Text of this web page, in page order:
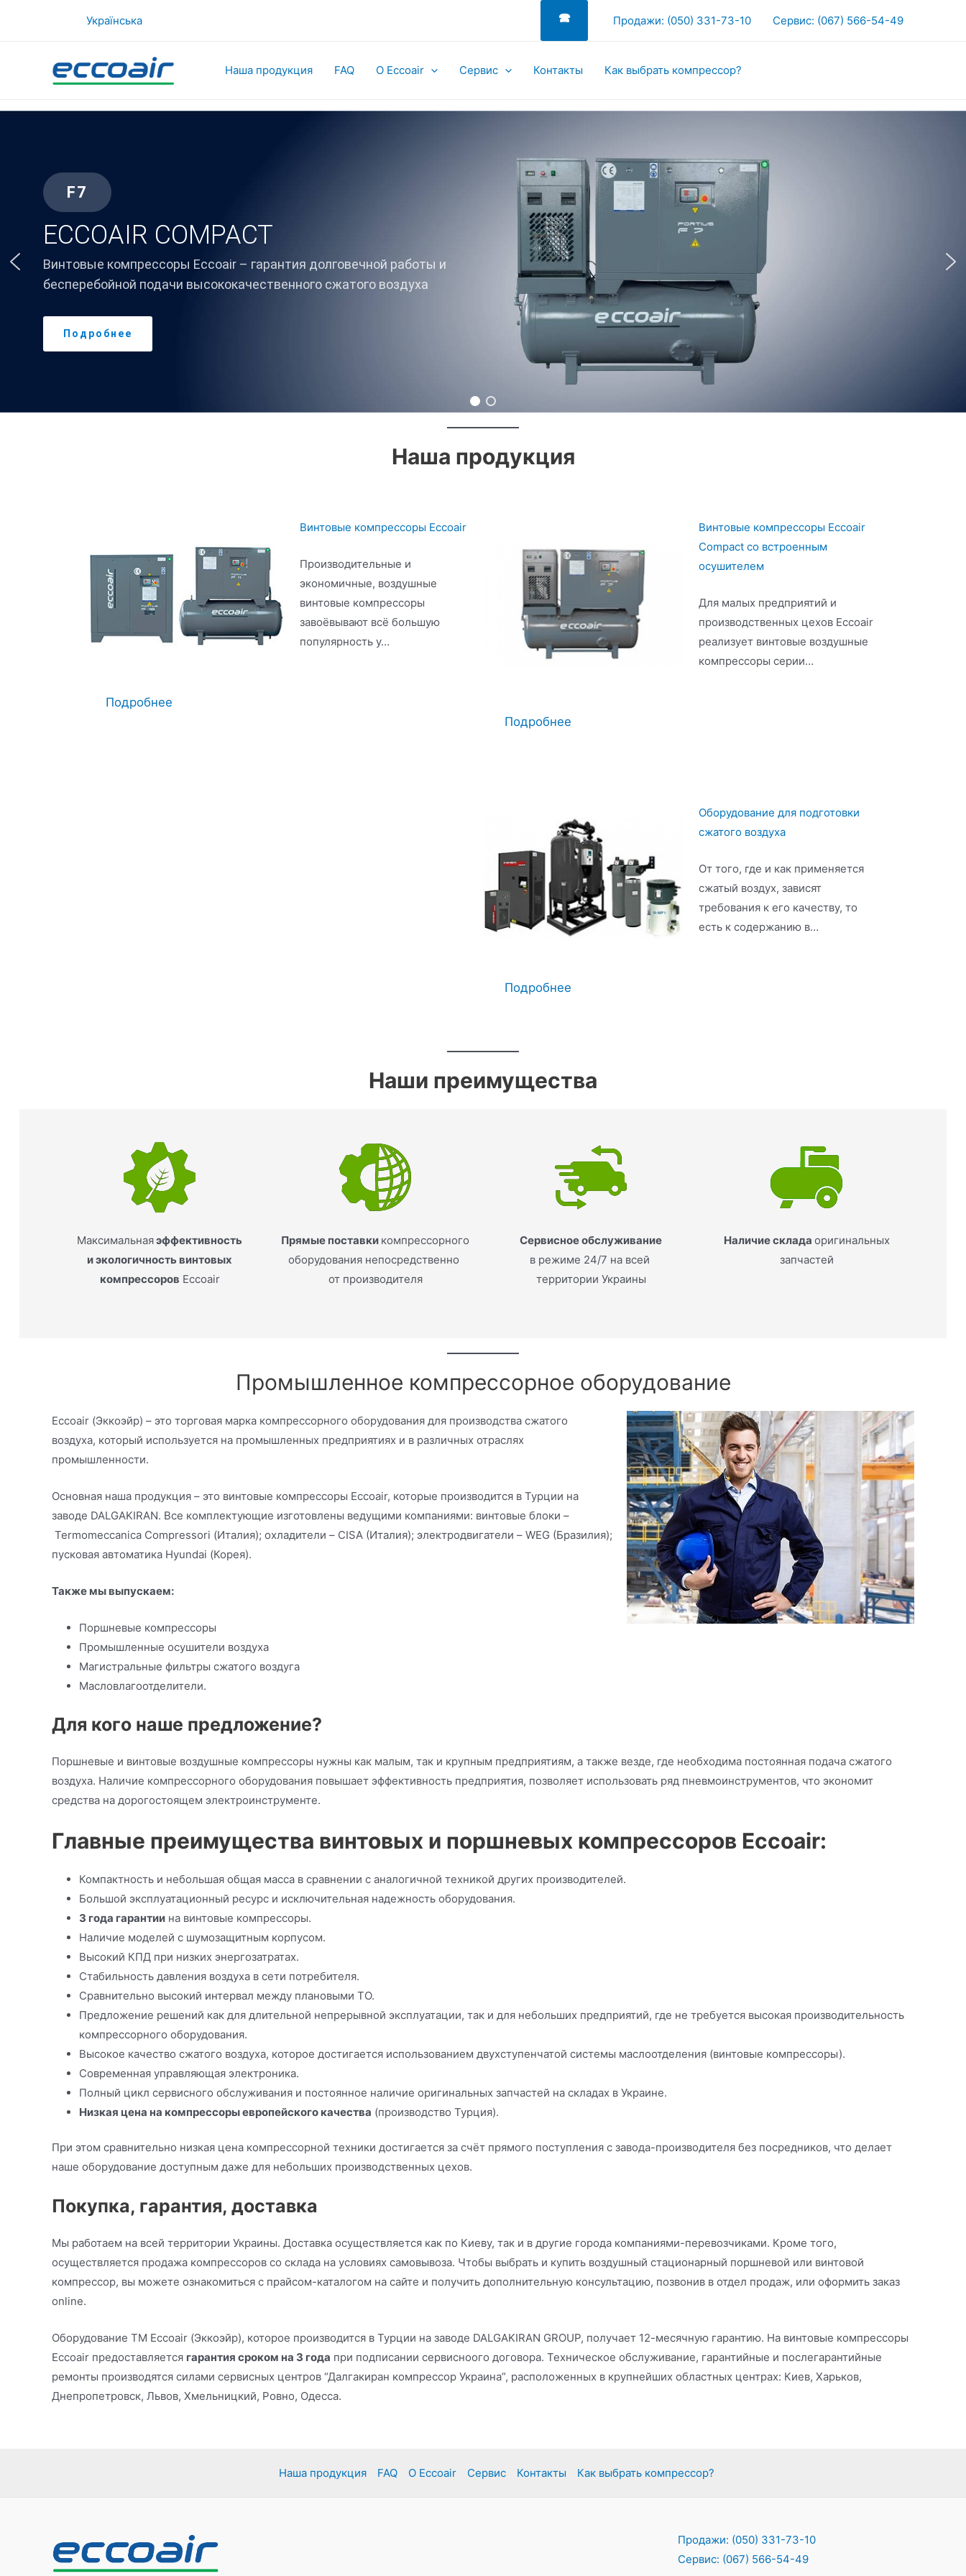
Українська 🕿 Продажи: (050) 331-73-10 Сервис: (067) 566-54-49
Наша продукция FAQ О Eccoair Сервис Контакты Как выбрать компрессор?
F7
ECCOAIR COMPACT
Винтовые компрессоры Eccoair – гарантия долговечной работы и
бесперебойной подачи высококачественного сжатого воздуха
Подробнее
Наша продукция
Винтовые компрессоры Eccoair
Производительные и
экономичные, воздушные
винтовые компрессоры
завоёвывают всё большую
популярность у…
Подробнее
Винтовые компрессоры Eccoair
Compact со встроенным
осушителем
Для малых предприятий и
производственных цехов Eccoair
реализует винтовые воздушные
компрессоры серии…
Подробнее
Оборудование для подготовки
сжатого воздуха
От того, где и как применяется
сжатый воздух, зависят
требования к его качеству, то
есть к содержанию в…
Подробнее
Наши преимущества
Максимальнаяэффективность
и экологичность винтовых
компрессоров Eccoair
Прямые поставки компрессорного
оборудования непосредственно
от производителя
Сервисное обслуживание
в режиме 24/7 на всей
территории Украины
Наличие склада оригинальных
запчастей
Промышленное компрессорное оборудование
Eccoair (Эккоэйр) – это торговая марка компрессорного оборудования для производства сжатого
воздуха, который используется на промышленных предприятиях и в различных отраслях
промышленности.
Основная наша продукция – это винтовые компрессоры Eccoair, которые производится в Турции на
заводе DALGAKIRAN. Все комплектующие изготовлены ведущими компаниями: винтовые блоки –
Termomeccanica Compressori (Италия); охладители – CISA (Италия); электродвигатели – WEG (Бразилия);
пусковая автоматика Hyundai (Корея).
Также мы выпускаем:
Поршневые компрессоры
Промышленные осушители воздуха
Магистральные фильтры сжатого воздуга
Масловлагоотделители.
Для кого наше предложение?
Поршневые и винтовые воздушные компрессоры нужны как малым, так и крупным предприятиям, а также везде, где необходима постоянная подача сжатого
воздуха. Наличие компрессорного оборудования повышает эффективность предприятия, позволяет использовать ряд пневмоинструментов, что экономит
средства на дорогостоящем электроинструменте.
Главные преимущества винтовых и поршневых компрессоров Eccoair:
Компактность и небольшая общая масса в сравнении с аналогичной техникой других производителей.
Большой эксплуатационный ресурс и исключительная надежность оборудования.
3 года гарантиина винтовые компрессоры.
Наличие моделей с шумозащитным корпусом.
Высокий КПД при низких энергозатратах.
Стабильность давления воздуха в сети потребителя.
Сравнительно высокий интервал между плановыми ТО.
Предложение решений как для длительной непрерывной эксплуатации, так и для небольших предприятий, где не требуется высокая производительность
компрессорного оборудования.
Высокое качество сжатого воздуха, которое достигается использованием двухступенчатой системы маслоотделения (винтовые компрессоры).
Современная управляющая электроника.
Полный цикл сервисного обслуживания и постоянное наличие оригинальных запчастей на складах в Украине.
Низкая цена на компрессоры европейского качества (производство Турция).
При этом сравнительно низкая цена компрессорной техники достигается за счёт прямого поступления с завода-производителя без посредников, что делает
наше оборудование доступным даже для небольших производственных цехов.
Покупка, гарантия, доставка
Мы работаем на всей территории Украины. Доставка осуществляется как по Киеву, так и в другие города компаниями-перевозчиками. Кроме того,
осуществляется продажа компрессоров со склада на условиях самовывоза. Чтобы выбрать и купить воздушный стационарный поршневой или винтовой
компрессор, вы можете ознакомиться с прайсом-каталогом на сайте и получить дополнительную консультацию, позвонив в отдел продаж, или оформить заказ
online.
Оборудование ТМ Eccoair (Эккоэйр), которое производится в Турции на заводе DALGAKIRAN GROUP, получает 12-месячную гарантию. На винтовые компрессоры
Eccoair предоставляется гарантия сроком на 3 года при подписании сервисноого договора. Техническое обслуживание, гарантийные и послегарантийные
ремонты производятся силами сервисных центров “Далгакиран компрессор Украина”, расположенных в крупнейших областных центрах: Киев, Харьков,
Днепропетровск, Львов, Хмельницкий, Ровно, Одесса.
Наша продукция FAQ О Eccoair Сервис Контакты Как выбрать компрессор?
Продажи: (050) 331-73-10
Сервис: (067) 566-54-49